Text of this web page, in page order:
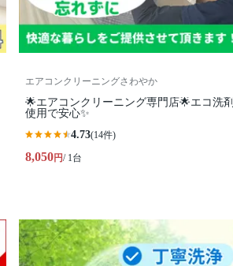
エアコンクリーニングさわやか
🌟エアコンクリーニング専門店🌟エコ洗剤
使用で安心✨
4.73(14件)
8,050円/ 1台